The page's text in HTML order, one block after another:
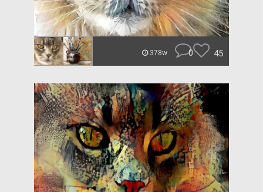
378w 0 45